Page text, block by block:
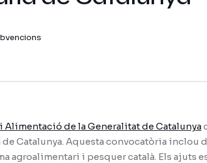
Alimentació de la Generalitat de Catalunya
Catalunya. Aquesta convocatòria inclou
agroalimentari i pesquer català. Els ajuts